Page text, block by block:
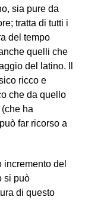
sia pure da
tratta di tutti i
del tempo
quelli che
del latino. Il
ricco e
che da quello
ha
far ricorso a
del
si può
di questo